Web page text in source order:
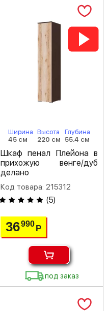
Ширина
45 см
Высота
220 см
Глубина
55.4 см
Шкаф пенал Плейона в
прихожую венге/дуб
делано
Код товара: 215312
(5)
36990 Р
под заказ